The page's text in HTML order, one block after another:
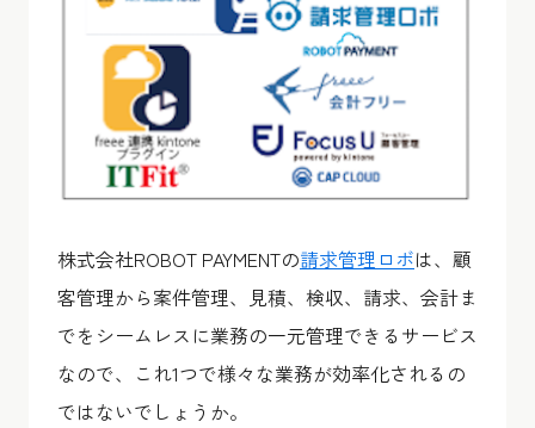
株式会社ROBOT PAYMENTの請求管理ロボは、顧
客管理から案件管理、見積、検収、請求、会計ま
でをシームレスに業務の一元管理できるサービス
なので、これ1つで様々な業務が効率化されるの
ではないでしょうか。